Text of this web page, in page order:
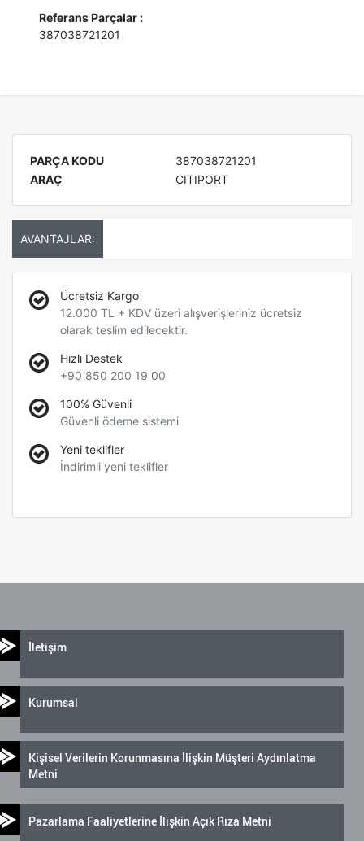
Referans Parçalar :
387038721201
PARÇA KODU
387038721201
ARAÇ
CITIPORT
AVANTAJLAR:
Ücretsiz Kargo
12.000 TL + KDV üzeri alışverişleriniz ücretsiz
olarak teslim edilecektir.
Hızlı Destek
+90 850 200 19 00
100% Güvenli
Güvenli ödeme sistemi
Yeni teklifler
İndirimli yeni teklifler
İletişim
Kurumsal
Kişisel Verilerin Korunmasına İlişkin Müşteri Aydınlatma
Metni
Pazarlama Faaliyetlerine İlişkin Açık Rıza Metni